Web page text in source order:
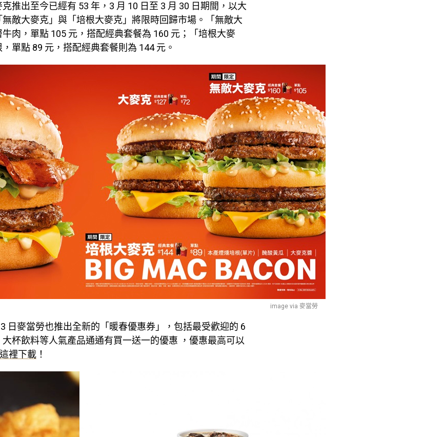
推出至今已經有 53 年，3 月 10 日至 3 月 30 日期間，以大
敵大麥克」與「培根大麥克」將限時回歸市場。「無敵大
肉，單點 105 元，搭配經典套餐為 160 元；「培根大麥
單點 89 元，搭配經典套餐則為 144 元。
image via 麥當勞
日麥當勞也推出全新的「暖春優惠券」，包括最受歡迎的 6
杯飲料等人氣產品通通有買一送一的優惠 ，優惠最高可以
這裡下載 ！